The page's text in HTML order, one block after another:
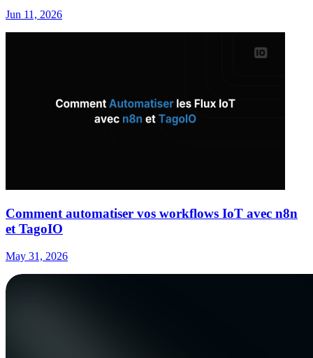
Jun 11, 2026
Comment automatiser vos workflows IoT avec n8n
et TagoIO
May 31, 2026